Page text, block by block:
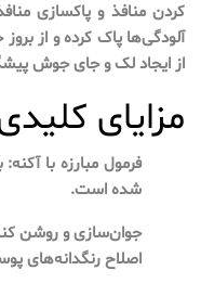
کردن منافذ و پاکسازی
آلودگی‌ها پاک کرده و از
از ایجاد لک و جای جوش
مزایای
فرمول مبارزه با
شده است.
جوان‌سازی و روشن
اصلاح رنگدانه‌های